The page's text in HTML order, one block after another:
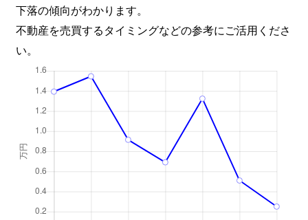
下落の傾向がわかります。
不動産を売買するタイミングなどの参考にご活用くださ
い。